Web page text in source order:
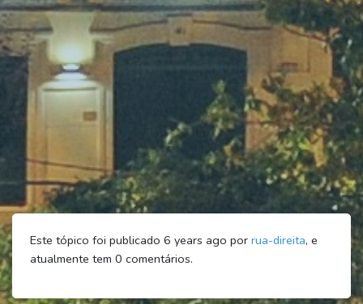
Este tópico foi publicado 6 years ago por rua-direita, e
atualmente tem 0 comentários.